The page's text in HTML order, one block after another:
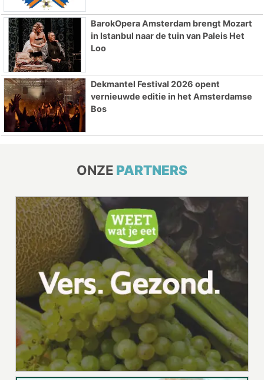
BarokOpera Amsterdam brengt Mozart
in Istanbul naar de tuin van Paleis Het
Loo
Dekmantel Festival 2026 opent
vernieuwde editie in het Amsterdamse
Bos
ONZE PARTNERS